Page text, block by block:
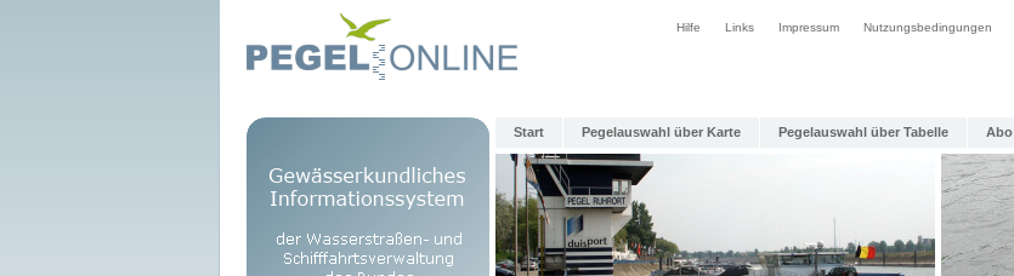
Hilfe Links Impressum Nutzungsbedingungen
Start Pegelauswahl über Karte Pegelauswahl über Tabelle Abo